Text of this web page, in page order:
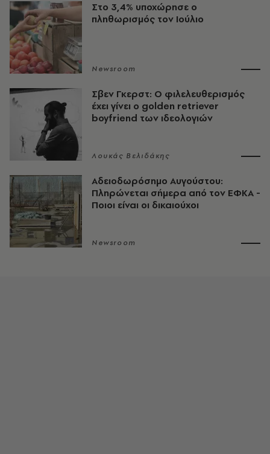
Στο 3,4% υποχώρησε ο
πληθωρισμός τον Ιούλιο
Newsroom
Σβεν Γκερστ: Ο φιλελευθερισμός
έχει γίνει ο golden retriever
boyfriend των ιδεολογιών
Λουκάς Βελιδάκης
Αδειοδωρόσημο Αυγούστου:
Πληρώνεται σήμερα από τον ΕΦΚΑ -
Ποιοι είναι οι δικαιούχοι
Newsroom